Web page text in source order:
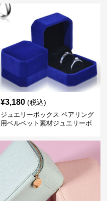
¥3,180 (税込)
ジュエリーボックス ペアリング
用ベルベット素材ジュエリーボ